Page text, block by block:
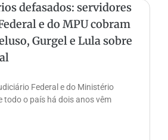
defasados: servidores
e do MPU cobram
Gurgel e Lula sobre
Federal e do Ministério
todo o país há dois anos vêm